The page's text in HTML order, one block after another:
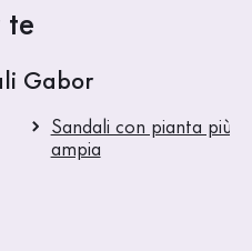
te
Gabor
Sandali con pianta più
ampia